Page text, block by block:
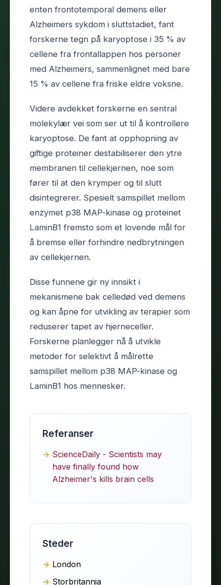
enten frontotemporal demens eller
Alzheimers sykdom i sluttstadiet, fant
forskerne tegn på karyoptose i 35 % av
cellene fra frontallappen hos personer
med Alzheimers, sammenlignet med bare
15 % av cellene fra friske eldre voksne.
Videre avdekket forskerne en sentral
molekylær vei som ser ut til å kontrollere
karyoptose. De fant at opphopning av
giftige proteiner destabiliserer den ytre
membranen til cellekjernen, noe som
fører til at den krymper og til slutt
disintegrerer. Spesielt samspillet mellom
enzymet p38 MAP-kinase og proteinet
LaminB1 fremsto som et lovende mål for
å bremse eller forhindre nedbrytningen
av cellekjernen.
Disse funnene gir ny innsikt i
mekanismene bak celledød ved demens
og kan åpne for utvikling av terapier som
reduserer tapet av hjerneceller.
Forskerne planlegger nå å utvikle
metoder for selektivt å målrette
samspillet mellom p38 MAP-kinase og
LaminB1 hos mennesker.
Referanser
ScienceDaily - Scientists may
have finally found how
Alzheimer's kills brain cells
Steder
London
Storbritannia